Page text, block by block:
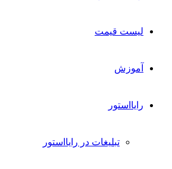
لیست قیمت
آموزش
رایااستور
تبلیغات در رایااستور